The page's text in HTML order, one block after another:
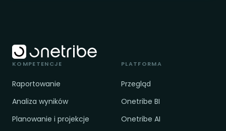
KOMPETENCJE
Raportowanie
Analiza wyników
Planowanie i projekcje
PLATFORMA
Przegląd
Onetribe BI
Onetribe AI